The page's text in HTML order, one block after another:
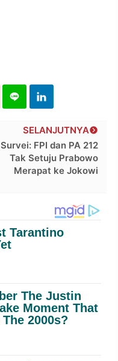
SELANJUTNYA
Survei: FPI dan PA 212
Tak Setuju Prabowo
Merapat ke Jokowi